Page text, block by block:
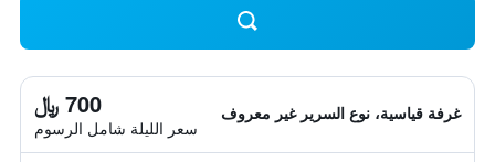
غرفة قياسية، نوع السرير غير معروف 700 ﷼
سعر الليلة شامل الرسوم